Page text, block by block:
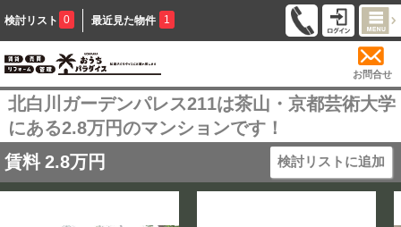
検討リスト 0 最近見た物件 1
お問合せ
北白川ガーデンパレス211は茶山・京都芸術大学
にある2.8万円のマンションです！
賃料 2.8万円 検討リストに追加